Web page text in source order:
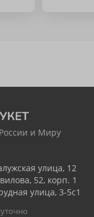
и Миру
улица, 12
52, корп. 1
улица, 3-5с1